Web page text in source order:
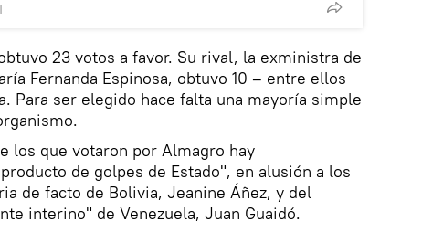
23 votos a favor. Su rival, la exministra de
Fernanda Espinosa, obtuvo 10 – entre ellos
Para ser elegido hace falta una mayoría simple
los que votaron por Almagro hay
de golpes de Estado", en alusión a los
de facto de Bolivia, Jeanine Áñez, y del
interino" de Venezuela, Juan Guaidó.